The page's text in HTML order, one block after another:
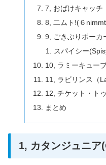
7, おばけキャッチ
8, 二ムト!(６
9, ごきぶりポーカ
スパイシー
10, ラミーキュー
11, ラビリンス（
12, チケット・ト
まとめ
1, カタンジュニ